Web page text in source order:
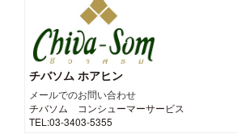
チバソム ホアヒン
メールでのお問い合わせ
チバソム コンシューマーサービス
TEL:03-3403-5355